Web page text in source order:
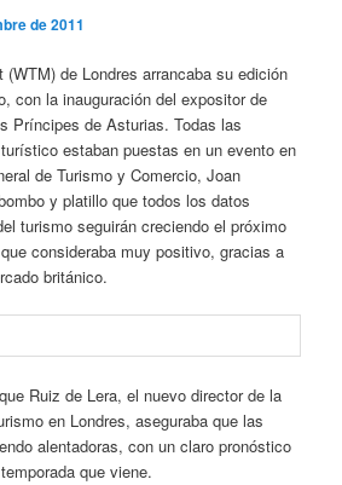
de 2011
(WTM) de Londres arrancaba su edición
con la inauguración del expositor de
Príncipes de Asturias. Todas las
estaban puestas en un evento en
de Turismo y Comercio, Joan
y platillo que todos los datos
turismo seguirán creciendo el próximo
consideraba muy positivo, gracias a
británico.
Ruiz de Lera, el nuevo director de la
en Londres, aseguraba que las
alentadoras, con un claro pronóstico
que viene.